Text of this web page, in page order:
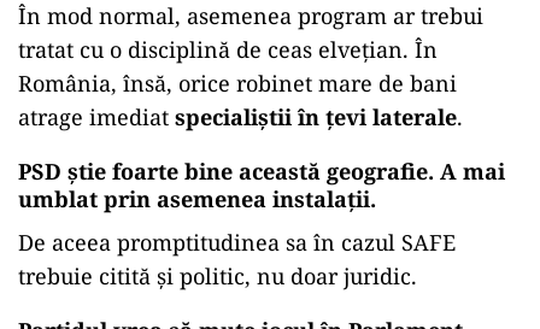
În mod normal, asemenea program ar trebui
tratat cu o disciplină de ceas elvețian. În
România, însă, orice robinet mare de bani
atrage imediat specialiștii în țevi laterale.
PSD știe foarte bine această geografie. A mai
umblat prin asemenea instalații.
De aceea promptitudinea sa în cazul SAFE
trebuie citită și politic, nu doar juridic.